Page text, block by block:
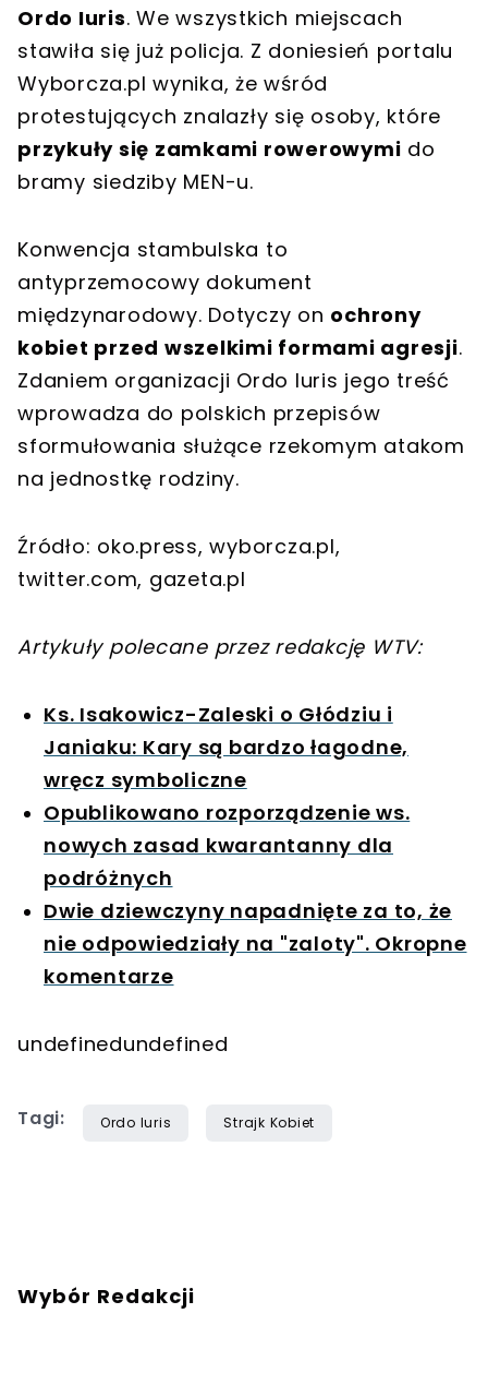
Ordo Iuris. We wszystkich miejscach
stawiła się już policja. Z doniesień portalu
Wyborcza.pl wynika, że wśród
protestujących znalazły się osoby, które
przykuły się zamkami rowerowymi do
bramy siedziby MEN-u.
Konwencja stambulska to
antyprzemocowy dokument
międzynarodowy. Dotyczy on ochrony
kobiet przed wszelkimi formami agresji.
Zdaniem organizacji Ordo Iuris jego treść
wprowadza do polskich przepisów
sformułowania służące rzekomym atakom
na jednostkę rodziny.
Źródło: oko.press, wyborcza.pl,
twitter.com, gazeta.pl
Artykuły polecane przez redakcję WTV:
Ks. Isakowicz-Zaleski o Głódziu i
Janiaku: Kary są bardzo łagodne,
wręcz symboliczne
Opublikowano rozporządzenie ws.
nowych zasad kwarantanny dla
podróżnych
Dwie dziewczyny napadnięte za to, że
nie odpowiedziały na "zaloty". Okropne
komentarze
undefinedundefined
Tagi: Ordo Iuris Strajk Kobiet
Wybór Redakcji